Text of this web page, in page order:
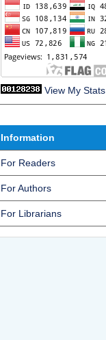
View My Stats
Information
For Readers
For Authors
For Librarians